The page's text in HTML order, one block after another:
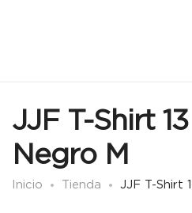
JJF T-Shirt
Negro M
Inicio Tienda JJF T-Shirt